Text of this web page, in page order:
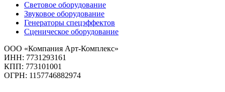
Световое оборудование
Звуковое оборудование
Генераторы спецэффектов
Сценическое оборудование
ООО «Компания Арт-Комплекс»
ИНН: 7731293161
КПП: 773101001
ОГРН: 1157746882974